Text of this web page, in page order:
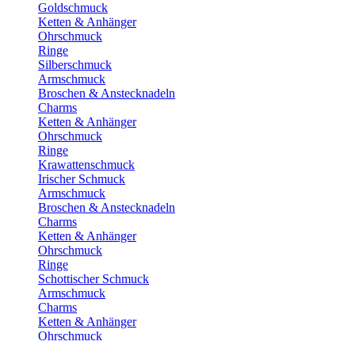
Goldschmuck
Ketten & Anhänger
Ohrschmuck
Ringe
Silberschmuck
Armschmuck
Broschen & Anstecknadeln
Charms
Ketten & Anhänger
Ohrschmuck
Ringe
Krawattenschmuck
Irischer Schmuck
Armschmuck
Broschen & Anstecknadeln
Charms
Ketten & Anhänger
Ohrschmuck
Ringe
Schottischer Schmuck
Armschmuck
Charms
Ketten & Anhänger
Ohrschmuck